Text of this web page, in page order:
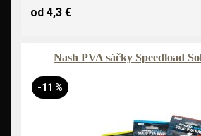
od 4,3 €
Nash PVA sáčky Speedload
-11 %